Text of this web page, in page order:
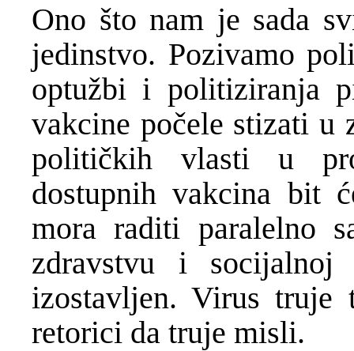
Ono što nam je sada
jedinstvo. Pozivamo
optužbi i politiziranja
vakcine počele stizati u
političkih vlasti u
dostupnih vakcina bit
mora raditi paralelno
zdravstvu i
izostavljen. Virus truje
retorici da truje misli.